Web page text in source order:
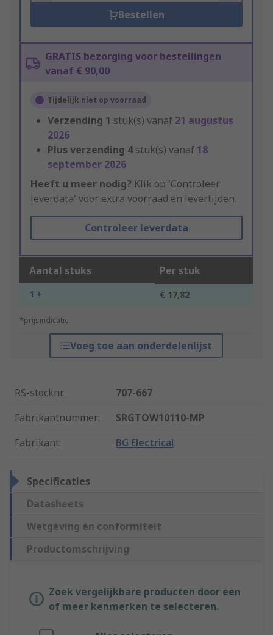
Bestellen
GRATIS bezorging voor bestellingen
vanaf € 90,00
Tijdelijk niet op voorraad
Verzending 1 stuk(s) vanaf 21 augustus
2026
Plus verzending 4stuk(s) vanaf 18
september 2026
Heeft u meer nodig? Klik op 'Controleer
leverdata' voor extra voorraad en levertijden.
Controleer leverdata
Aantal stuks Per stuk
1 + € 17,82
*prijsindicatie
Voeg toe aan onderdelenlijst
RS-stocknr.:
707-667
Fabrikantnummer:
SRGTOW10110-MP
Fabrikant: BG Electrical
Specificaties
Datasheets
Wetgeving en conformiteit
Productomschrijving
Zoek vergelijkbare producten door een
of meer kenmerken te selecteren.